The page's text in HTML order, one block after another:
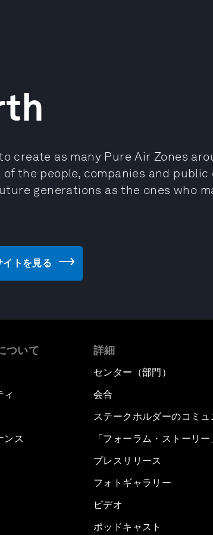
create as many Pure Air Zones
the people, companies and
generations as the ones who
トを見る
ついて
ィ
ンス
詳細
センター（部門）
会合
ステークホルダーのコミュ
「フォーラム・ストーリー
プレスリリース
フォトギャラリー
ビデオ
ポッドキャスト